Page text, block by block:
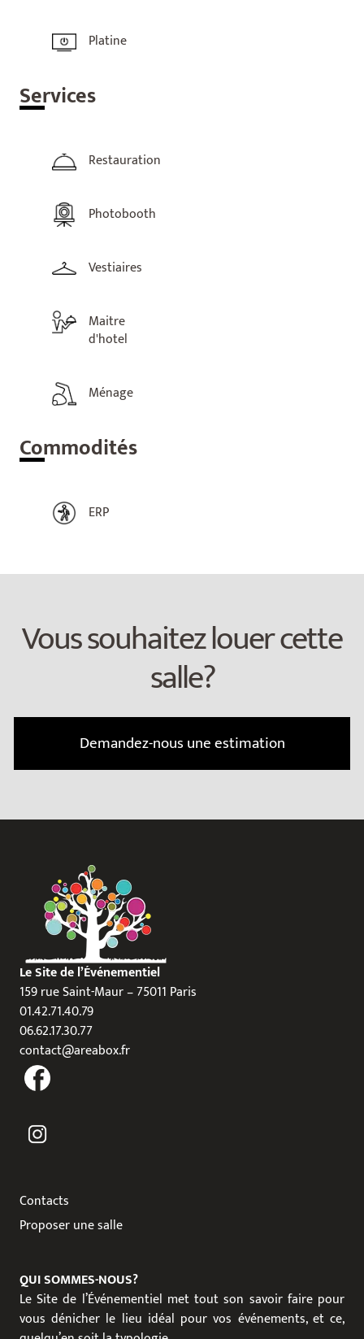
Platine
Services
Restauration
Photobooth
Vestiaires
Maitre
d'hotel
Ménage
Commodités
ERP
Vous souhaitez louer cette
salle?
Demandez-nous une estimation
Le Site de l’Événementiel
159 rue Saint-Maur – 75011 Paris
01.42.71.40.79
06.62.17.30.77
contact@areabox.fr
Contacts
Proposer une salle
QUI SOMMES-NOUS?
Le Site de l’Événementiel met tout son savoir faire pour
vous dénicher le lieu idéal pour vos événements, et ce,